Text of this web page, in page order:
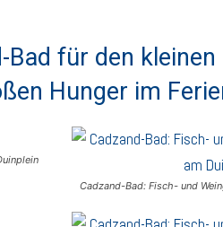
Bad für den kleinen
Hunger im
Cadzand-Bad: Fisch- und